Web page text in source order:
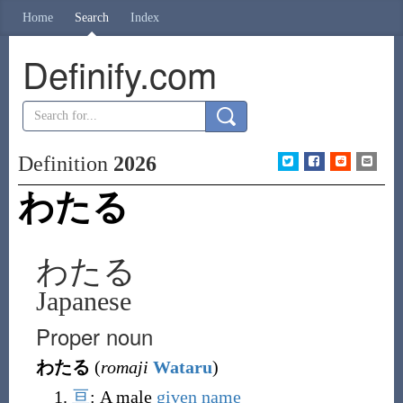
Home Search Index
Definify.com
Definition 2026
わたる
わたる
Japanese
Proper noun
わたる (romaji Wataru)
亘: A male given name